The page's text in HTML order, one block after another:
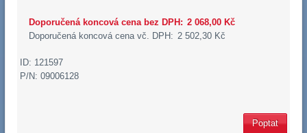
Doporučená koncová cena bez DPH: 2 068,00 Kč
Doporučená koncová cena vč. DPH: 2 502,30 Kč
ID: 121597
P/N: 09006128
Poptat